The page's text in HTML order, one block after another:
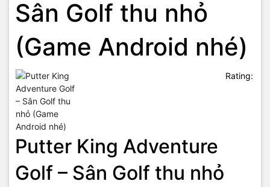
Sân Golf thu nhỏ
(Game Android nhé)
Rating:
Putter King Adventure
Golf – Sân Golf thu nhỏ